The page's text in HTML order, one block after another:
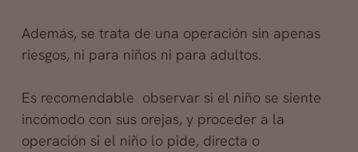
Además, se trata de una operación sin apenas
riesgos, ni para niños ni para adultos.
Es recomendable observar si el niño se siente
incómodo con sus orejas, y proceder a la
operación si el niño lo pide, directa o